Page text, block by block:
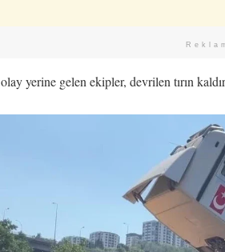
yerine gelen ekipler, devrilen tırın